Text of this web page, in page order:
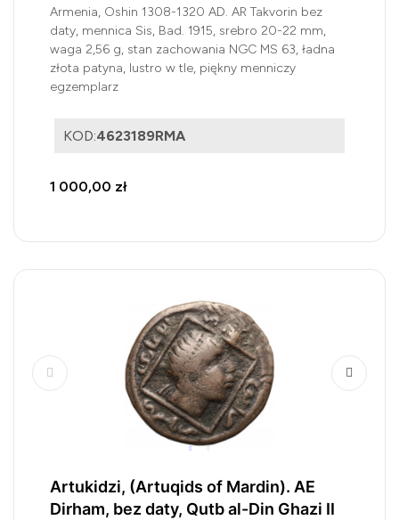
Armenia, Oshin 1308-1320 AD. AR Takvorin bez
daty, mennica Sis, Bad. 1915, srebro 20-22 mm,
waga 2,56 g, stan zachowania NGC MS 63, ładna
złota patyna, lustro w tle, piękny menniczy
egzemplarz
KOD:4623189RMA
1 000,00 zł
Artukidzi, (Artuqids of Mardin). AE
Dirham, bez daty, Qutb al-Din Ghazi II